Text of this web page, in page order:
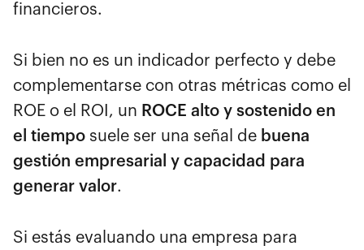
financieros.
Si bien no es un indicador perfecto y debe
complementarse con otras métricas como el
ROE o el ROI, un ROCE alto y sostenido en
el tiempo suele ser una señal de buena
gestión empresarial y capacidad para
generar valor.
Si estás evaluando una empresa para